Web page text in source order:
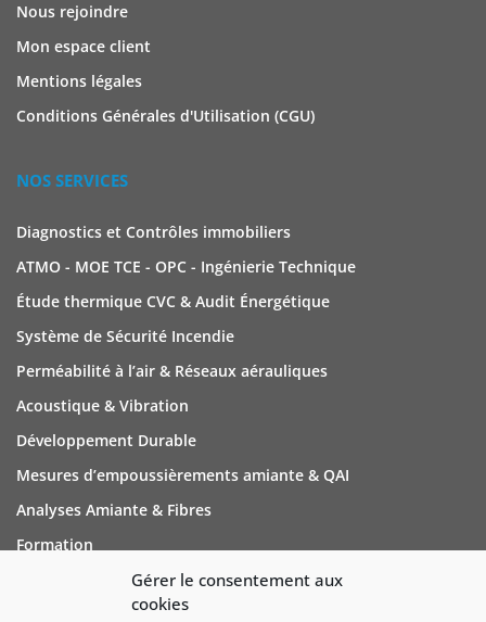
Gérer le consentement aux
cookies
Nous rejoindre
Mon espace client
Mentions légales
Conditions Générales d'Utilisation (CGU)
NOS SERVICES
Diagnostics et Contrôles immobiliers
ATMO - MOE TCE - OPC - Ingénierie Technique
Étude thermique CVC & Audit Énergétique
Système de Sécurité Incendie
Perméabilité à l’air & Réseaux aérauliques
Acoustique & Vibration
Développement Durable
Mesures d’empoussièrements amiante & QAI
Analyses Amiante & Fibres
Formation
NOUS CONTACTER